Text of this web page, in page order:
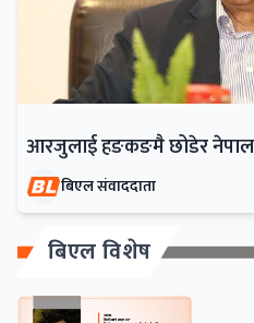
आरजुलाई हङकङमै छोडेर नेपाल
बिएल संवाददाता
बिएल विशेष